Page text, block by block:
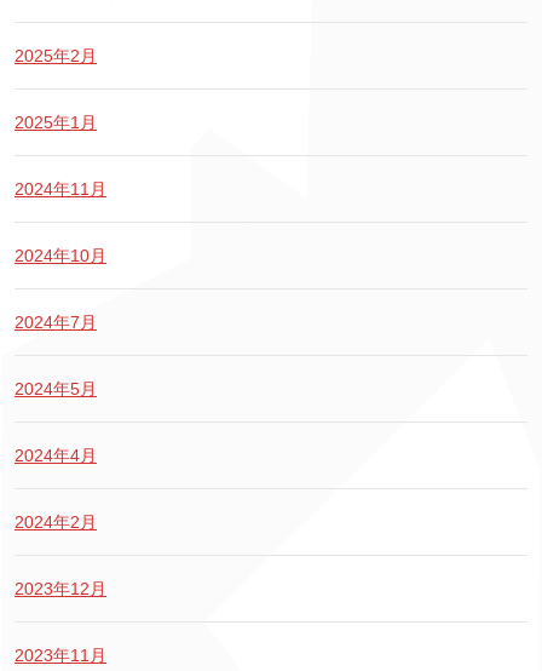
2025年2月
2025年1月
2024年11月
2024年10月
2024年7月
2024年5月
2024年4月
2024年2月
2023年12月
2023年11月